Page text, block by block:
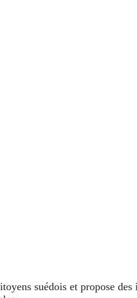
suédois et propose